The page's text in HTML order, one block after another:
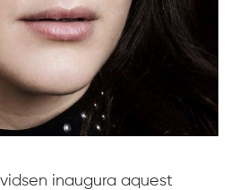
inaugura aquest